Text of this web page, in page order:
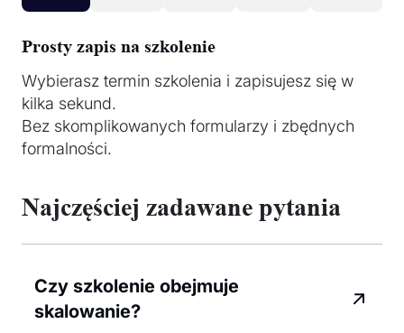
Prosty zapis na szkolenie
Wybierasz termin szkolenia i zapisujesz się w
kilka sekund.
Bez skomplikowanych formularzy i zbędnych
formalności.
Najczęściej zadawane pytania
Czy szkolenie obejmuje
skalowanie?